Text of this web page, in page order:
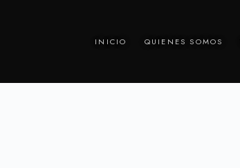
INICIO QUIENES SOMOS